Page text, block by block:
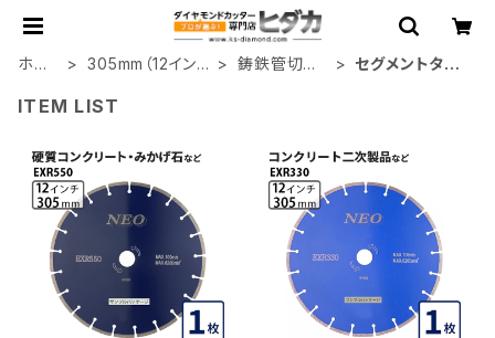
ホー
305mm（12イン
鋳鉄管切断
セグメントタイ
ITEM LIST